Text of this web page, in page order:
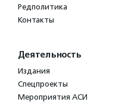
Редполитика
Контакты
Деятельность
Издания
Спецпроекты
Мероприятия АСИ